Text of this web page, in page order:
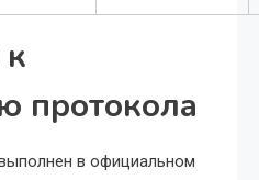
протокола
в официальном